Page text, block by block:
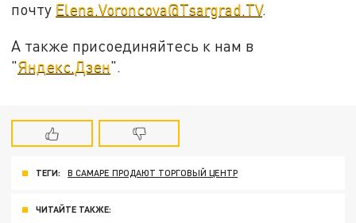
почту Elena.Voroncova@Tsargrad.TV.
А также присоединяйтесь к нам в
"Яндекс.Дзен".
ТЕГИ: В САМАРЕ ПРОДАЮТ ТОРГОВЫЙ ЦЕНТР
ЧИТАЙТЕ ТАКЖЕ: